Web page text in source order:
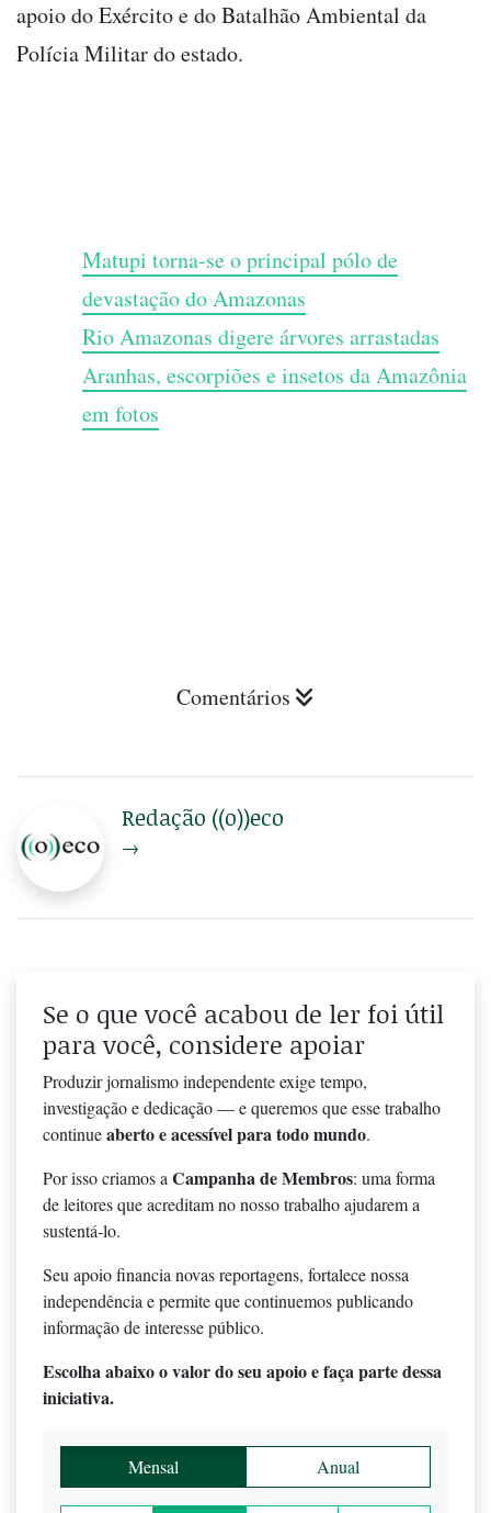
apoio do Exército e do Batalhão Ambiental da
Polícia Militar do estado.
Matupi torna-se o principal pólo de
devastação do Amazonas
Rio Amazonas digere árvores arrastadas
Aranhas, escorpiões e insetos da Amazônia
em fotos
Comentários
Redação ((o))eco
→
Se o que você acabou de ler foi útil
para você, considere apoiar
Produzir jornalismo independente exige tempo,
investigação e dedicação — e queremos que esse trabalho
continueaberto e acessível para todo mundo.
Por isso criamos aCampanha de Membros: uma forma
de leitores que acreditam no nosso trabalho ajudarem a
sustentá-lo.
Seu apoio financia novas reportagens, fortalece nossa
independência e permite que continuemos publicando
informação de interesse público.
Escolha abaixo o valor do seu apoio e faça parte dessa
iniciativa.
Mensal Anual